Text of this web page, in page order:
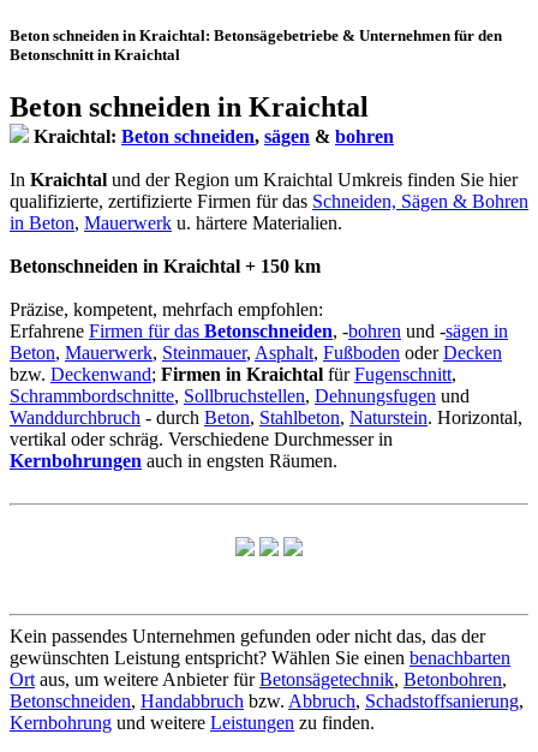
Beton schneiden in Kraichtal: Betonsägebetriebe & Unternehmen für den
Betonschnitt in Kraichtal
Beton schneiden in Kraichtal
Kraichtal: Beton schneiden, sägen & bohren
In Kraichtal und der Region um Kraichtal Umkreis finden Sie hier
qualifizierte, zertifizierte Firmen für das Schneiden, Sägen & Bohren
in Beton, Mauerwerk u. härtere Materialien.
Betonschneiden in Kraichtal + 150 km
Präzise, kompetent, mehrfach empfohlen:
Erfahrene Firmen für das Betonschneiden, -bohren und -sägen in
Beton, Mauerwerk, Steinmauer, Asphalt, Fußboden oderDecken
bzw. Deckenwand; Firmen in Kraichtal fürFugenschnitt,
Schrammbordschnitte, Sollbruchstellen, Dehnungsfugen und
Wanddurchbruch - durch Beton, Stahlbeton, Naturstein. Horizontal,
vertikal oder schräg. Verschiedene Durchmesser in
Kernbohrungen auch in engsten Räumen.
Kein passendes Unternehmen gefunden oder nicht das, das der
gewünschten Leistung entspricht? Wählen Sie einen benachbarten
Ort aus, um weitere Anbieter fürBetonsägetechnik, Betonbohren,
Betonschneiden, Handabbruch bzw. Abbruch, Schadstoffsanierung,
Kernbohrung und weitere Leistungen zu finden.